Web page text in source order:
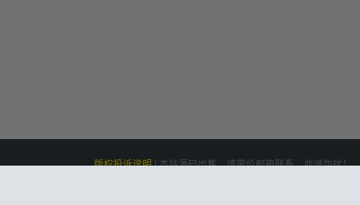
版权投诉说明|本站源码出售，请带价邮箱联系，非诚勿扰！